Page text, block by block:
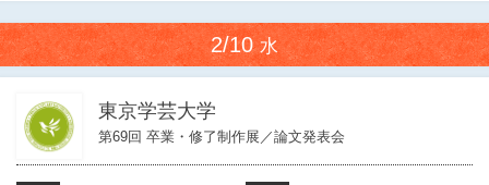
2/10水
東京学芸大学
第69回 卒業・修了制作展／論文発表会